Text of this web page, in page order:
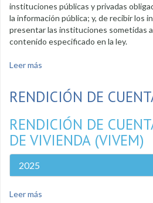
instituciones públicas y privadas
la información pública; y, de recibir los
presentar las instituciones sometidas
contenido especificado en la ley.
Leer más
RENDICIÓN DE
RENDICIÓN DE
DE VIVIENDA (VIVEM)
2025
Leer más